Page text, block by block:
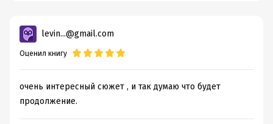
levin...@gmail.com
Оценил книгу
очень интересный сюжет , и так думаю что будет
продолжение.